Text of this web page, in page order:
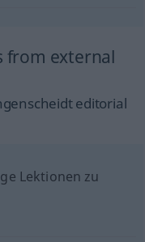
from external
editorial
Lektionen zu